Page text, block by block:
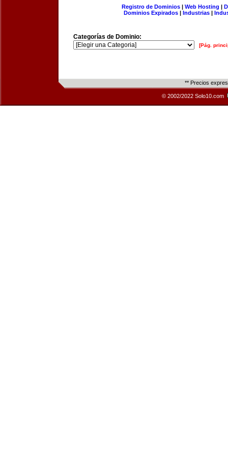
Registro de Dominios| Web Hosting |
Dominios Expirados | Industrias |
Categorías de Dominio:
[Pág.
** Precios
© 2002/2022 Solo10.com